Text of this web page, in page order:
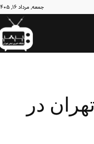
جمعه, مرداد ۱۶, ۱۴۰۵
در